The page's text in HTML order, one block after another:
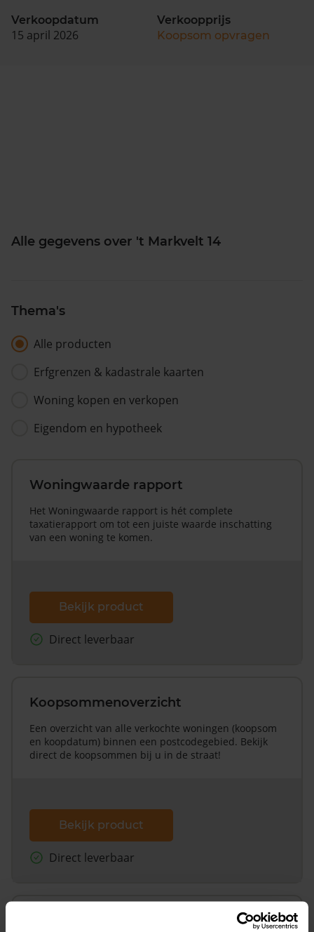
Verkoopdatum
15 april 2026
Verkoopprijs
Koopsom opvragen
Alle gegevens over 't Markvelt 14
Thema's
Alle producten
Erfgrenzen & kadastrale kaarten
Woning kopen en verkopen
Eigendom en hypotheek
Woningwaarde rapport
Het Woningwaarde rapport is hét complete
taxatierapport om tot een juiste waarde inschatting
van een woning te komen.
Bekijk product
Direct leverbaar
Koopsommenoverzicht
Een overzicht van alle verkochte woningen (koopsom
en koopdatum) binnen een postcodegebied. Bekijk
direct de koopsommen bij u in de straat!
Bekijk product
Direct leverbaar
Koopsommenoverzicht (1 jaar gratis